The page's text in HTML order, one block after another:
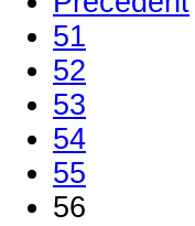
51
52
53
54
55
56